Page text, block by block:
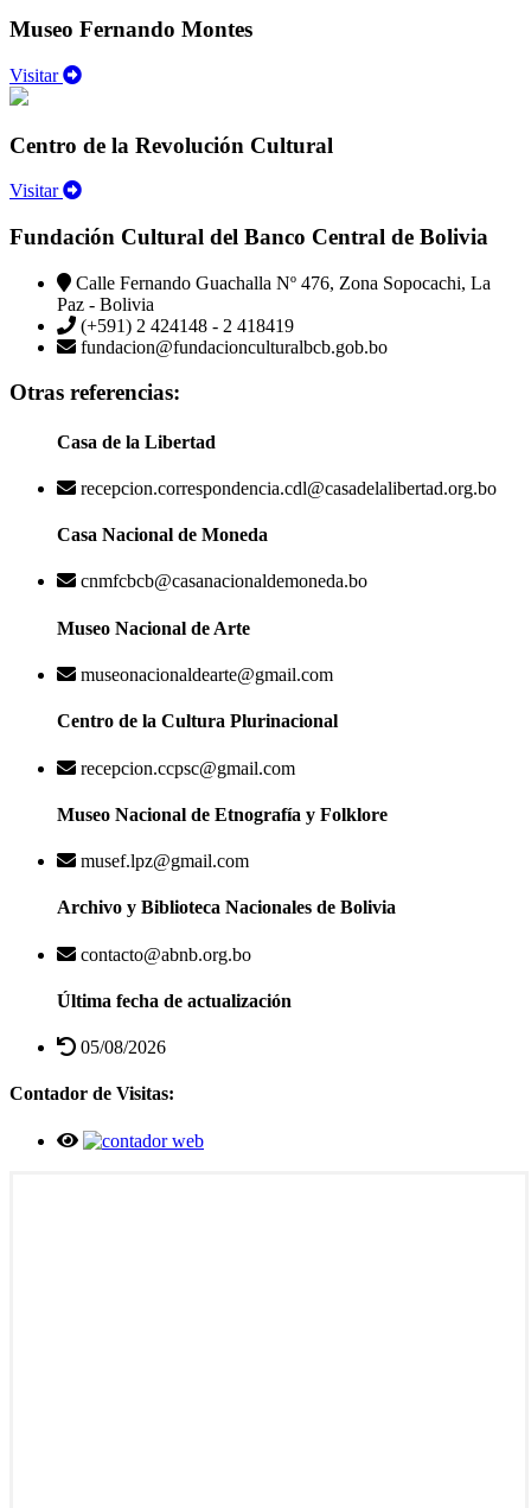
Museo Fernando Montes
Visitar
Centro de la Revolución Cultural
Visitar
Fundación Cultural del Banco Central de Bolivia
Calle Fernando Guachalla Nº 476, Zona Sopocachi, La
Paz - Bolivia
(+591) 2 424148 - 2 418419
fundacion@fundacionculturalbcb.gob.bo
Otras referencias:
Casa de la Libertad
recepcion.correspondencia.cdl@casadelalibertad.org.bo
Casa Nacional de Moneda
cnmfcbcb@casanacionaldemoneda.bo
Museo Nacional de Arte
museonacionaldearte@gmail.com
Centro de la Cultura Plurinacional
recepcion.ccpsc@gmail.com
Museo Nacional de Etnografía y Folklore
musef.lpz@gmail.com
Archivo y Biblioteca Nacionales de Bolivia
contacto@abnb.org.bo
Última fecha de actualización
05/08/2026
Contador de Visitas: